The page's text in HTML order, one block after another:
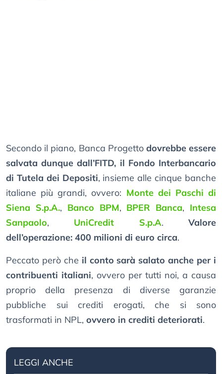
Secondo il piano, Banca Progetto dovrebbe essere
salvata dunque dall’FITD, il Fondo Interbancario
di Tutela dei Depositi, insieme alle cinque banche
italiane più grandi, ovvero: Monte dei Paschi di
Siena S.p.A., Banco BPM, BPER Banca, Intesa
Sanpaolo, UniCredit S.p.A.Valore
dell’operazione: 400 milioni di euro circa.
Peccato però che il conto sarà salato anche per i
contribuenti italiani, ovvero per tutti noi, a causa
proprio della presenza di diverse garanzie
pubbliche sui crediti erogati, che si sono
trasformati in NPL, ovvero in crediti deteriorati.
LEGGI ANCHE